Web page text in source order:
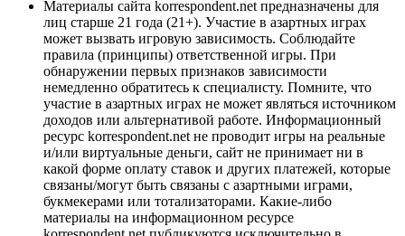
Материалы сайта korrespondent.net предназначены для
лиц старше 21 года (21+). Участие в азартных играх
может вызвать игровую зависимость. Соблюдайте
правила (принципы) ответственной игры. При
обнаружении первых признаков зависимости
немедленно обратитесь к специалисту. Помните, что
участие в азартных играх не может являться источником
доходов или альтернативой работе. Информационный
ресурс korrespondent.net не проводит игры на реальные
и/или виртуальные деньги, сайт не принимает ни в
какой форме оплату ставок и других платежей, которые
связаны/могут быть связаны с азартными играми,
букмекерами или тотализаторами. Какие-либо
материалы на информационном ресурсе